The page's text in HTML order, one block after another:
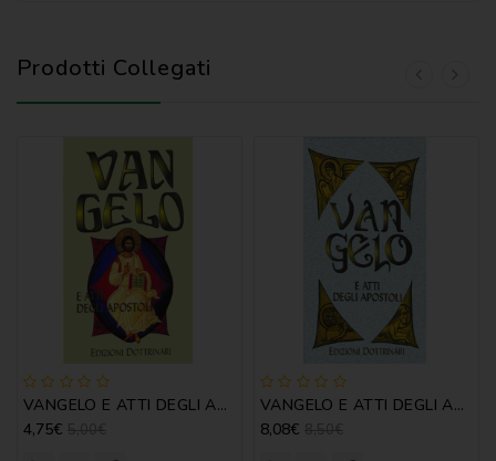
Prodotti Collegati
VANGELO E ATTI DEGLI APOSTOLI
4,75€
VANGELO E ATTI DEGLI APOSTOLI - RIL.
8,08€